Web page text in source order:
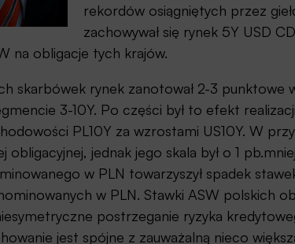
rekordów osiągniętych przez
zachowywał się rynek 5Y USD
na obligacje tych krajów.
skarbówek rynek zanotował 2-3 punktowe
3-10Y. Po części był to efekt
PL10Y za wzrostami US10Y. W
obligacyjnej, jednak jego skala był o 1
w PLN towarzyszył spadek
w PLN. Stawki ASW polskich
postrzeganie ryzyka
jest spójne z zauważalną nieco